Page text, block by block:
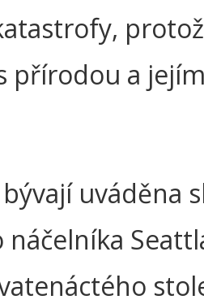
přírodou a
uváděna